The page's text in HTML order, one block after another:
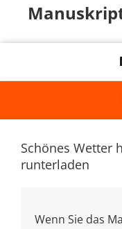
Schönes Wetter
runterladen
Wenn Sie das